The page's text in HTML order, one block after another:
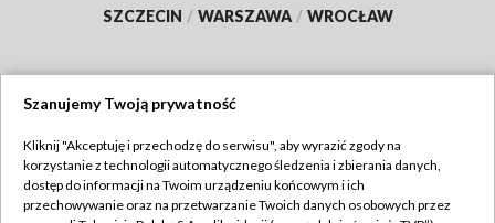
SZCZECIN / WARSZAWA / WROCŁAW
TVP
Abonament TVP
Regulamin TVP
Szanujemy Twoją prywatność
Kliknij "Akceptuję i przechodzę do serwisu", aby wyrazić zgody na
korzystanie z technologii automatycznego śledzenia i zbierania danych,
dostęp do informacji na Twoim urządzeniu końcowym i ich
przechowywanie oraz na przetwarzanie Twoich danych osobowych przez